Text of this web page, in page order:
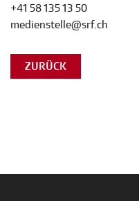
+41 58 135 13 50
medienstelle@srf.ch
ZURÜCK